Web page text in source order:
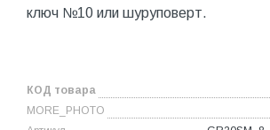
ключ №10 или шуруповерт.
КОД товара
MORE_PHOTO